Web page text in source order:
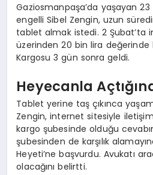
Gaziosmanpaşa’da yaşayan 23
engelli Sibel Zengin, uzun
tablet almak istedi. 2 Şubat’ta
üzerinden 20 bin lira
Kargosu 3 gün sonra geldi.
Heyecanla
Tablet yerine taş çıkınca
Zengin, internet sitesiyle
kargo şubesinde olduğu
şubesinden de karşılık
Heyeti’ne başvurdu. Avukatı
olacağını belirtti.